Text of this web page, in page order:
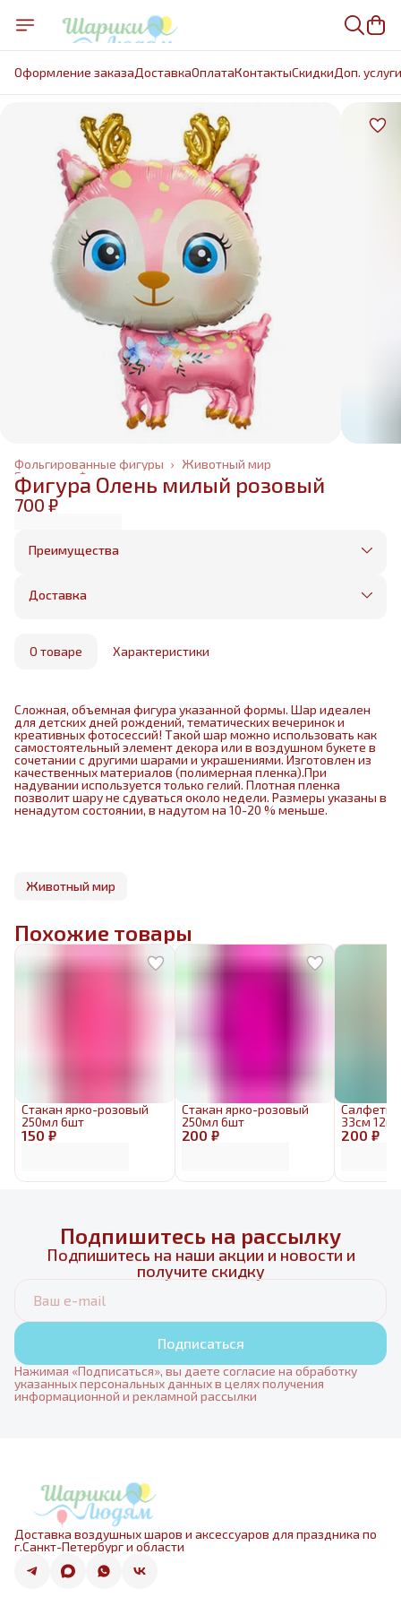
Оформление заказаДоставкаОплатаКонтактыCкидкиДоп. услуги
Животный мир
Фольгированные фигуры ›
Фольгированные шары
›
Главная
Фигура Олень милый розовый
700 ₽
Преимущества
Оплата частями в Сплит
Бесплатная доставка в пределах КАД
маркетплейса
Доставка
О товаре Характеристики
Сложная, объемная фигура указанной формы. Шар идеален
для детских дней рождений, тематических вечеринок и
креативных фотосессий! Такой шар можно использовать как
самостоятельный элемент декора или в воздушном букете в
сочетании с другими шарами и украшениями. Изготовлен из
качественных материалов (полимерная пленка).При
надувании используется только гелий. Плотная пленка
позволит шару не сдуваться около недели. Размеры указаны в
ненадутом состоянии, в надутом на 10-20 % меньше.
Животный мир
Похожие товары
150 ₽
Стакан ярко-розовый
250мл 6шт
200 ₽
Стакан ярко-розовый
250мл 6шт
200 ₽
33см 12шт
Подпишитесь на рассылку
Подпишитесь на наши акции и новости и
получите скидку
Подписаться
Нажимая «Подписаться», вы даете согласие на обработку
указанных персональных данных в целях получения
информационной и рекламной рассылки
Доставка воздушных шаров и аксессуаров для праздника по
г.Санкт-Петербург и области